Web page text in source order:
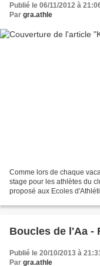
Publié le 06/11/2012 à
Par gra.athle
Comme lors de chaque
stage pour les athlètes du
proposé aux Ecoles
Boucles de l'Aa -
Publié le 20/10/2013 à
Par gra.athle